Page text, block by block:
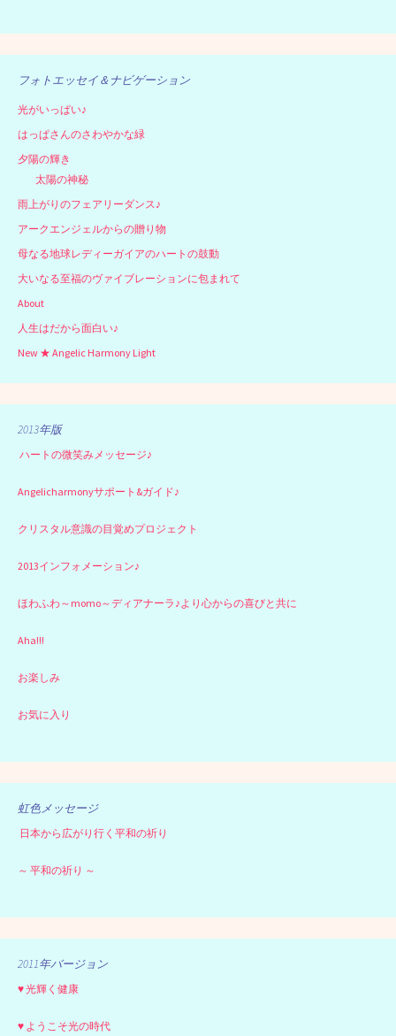
フォトエッセイ＆ナビゲーション
光がいっぱい♪
はっぱさんのさわやかな緑
夕陽の輝き
太陽の神秘
雨上がりのフェアリーダンス♪
アークエンジェルからの贈り物
母なる地球レディーガイアのハートの鼓動
大いなる至福のヴァイブレーションに包まれて
About
人生はだから面白い♪
New ★ Angelic Harmony Light
2013年版
ハートの微笑みメッセージ♪
Angelicharmonyサポート&ガイド♪
クリスタル意識の目覚めプロジェクト
2013インフォメーション♪
ほわふわ～momo～ディアナーラ♪より心からの喜びと共に
Aha!!!
お楽しみ
お気に入り
虹色メッセージ
日本から広がり行く平和の祈り
～ 平和の祈り ～
2011年バージョン
♥ 光輝く健康
♥ ようこそ光の時代